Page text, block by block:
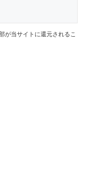
が当サイトに還元されるこ